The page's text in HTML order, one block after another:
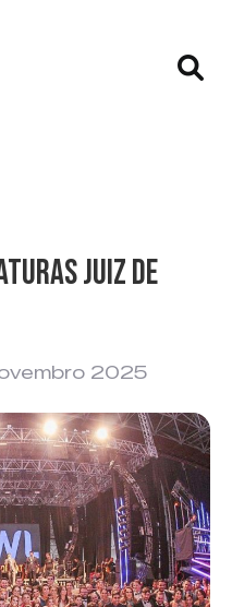
Juiz de
2025